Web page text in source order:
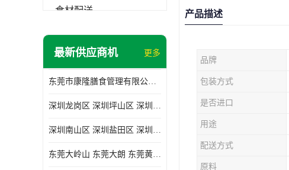
食材配送
最新供应商机 更多
东莞市康隆膳食管理有限公司主要经营蔬菜配送 东莞食堂承包 光明蔬菜配送 深圳市食堂承包 深圳市蔬菜配送等业务 欢迎咨询了解
深圳龙岗区 深圳坪山区 深圳光明区 深圳龙华区
深圳南山区 深圳盐田区 深圳福田区 深圳罗湖区 深圳龙岗区
东莞大岭山 东莞大朗 东莞黄江 东莞樟木头 蔬菜配送
产品描述
品牌
包装方式
是否进口
用途
配送方式
原料